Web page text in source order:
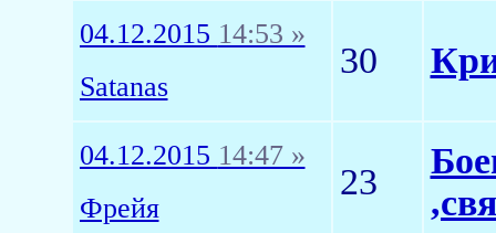
04.12.2015 14:53 »
Satanas
30
04.12.2015 14:47 »
Фрейя
23